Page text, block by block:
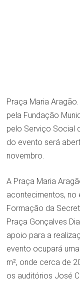
Praça Maria
pela Fundação
pelo Serviço Social
do evento será
novembro.
A Praça Maria
acontecimentos,
Formação da
Praça Gonçalves
apoio para a
evento ocupará
m², onde cerca de
os auditórios José